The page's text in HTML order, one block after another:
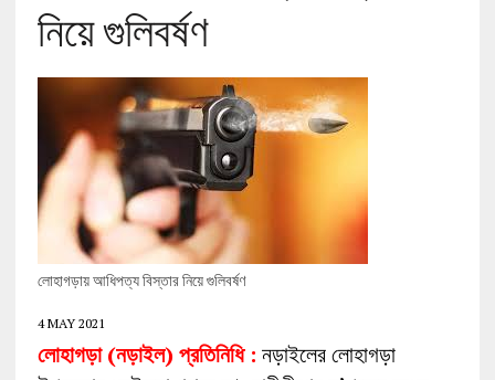
নিয়ে গুলিবর্ষণ
লোহাগড়ায় আধিপত্য বিস্তার নিয়ে গুলিবর্ষণ
4 MAY 2021
লোহাগড়া (নড়াইল) প্রতিনিধি : নড়াইলের লোহাগড়া